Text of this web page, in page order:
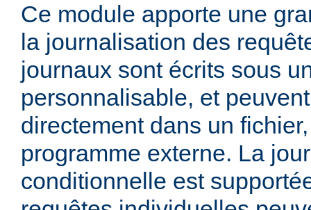
Ce module apporte une
la journalisation des
journaux sont écrits sous
personnalisable, et
directement dans un
programme externe. La
conditionnelle est